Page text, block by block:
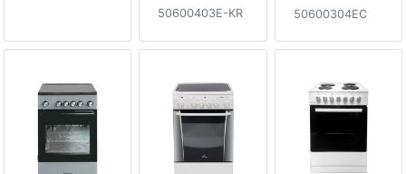
50600403E-KR
50600304EC